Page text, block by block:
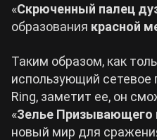
«Скрюченный палец
образования красной
Таким образом, как
использующий сетевое
Ring, заметит ее, он
«Зелье Призывающего
новый мир для